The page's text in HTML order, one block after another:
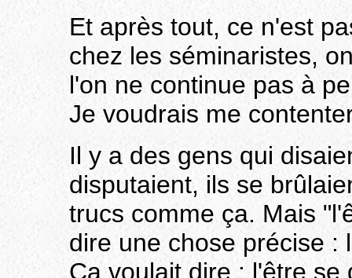
Et après tout, ce n'est
chez les séminaristes,
l'on ne continue pas à
Je voudrais me
Il y a des gens qui
disputaient, ils se
trucs comme ça. Mais
dire une chose précise :
Ça voulait dire : l'être